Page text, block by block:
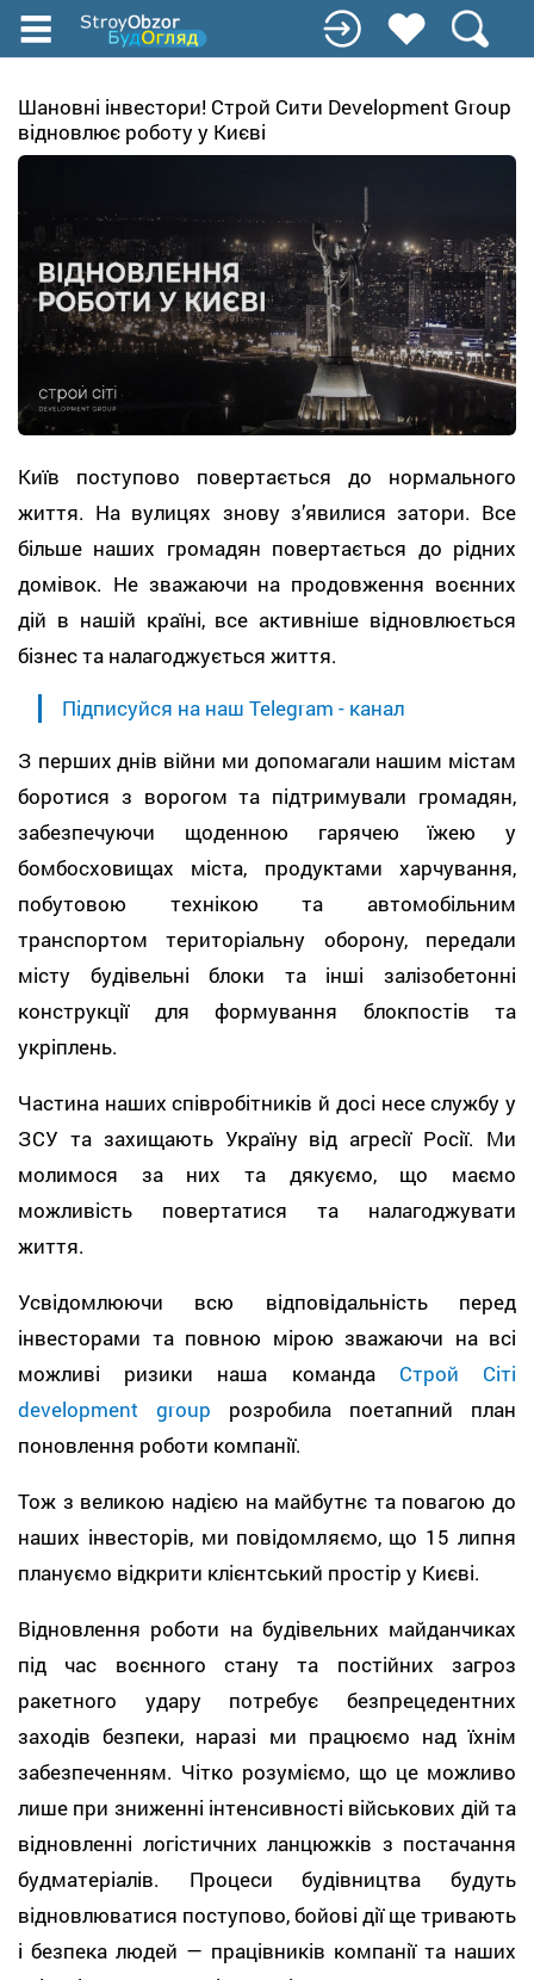
Перейти
до
вмісту
Шановні інвестори! Строй Сити Development Group
відновлює роботу у Києві
Київ поступово повертається до нормального
життя. На вулицях знову з’явилися затори. Все
більше наших громадян повертається до рідних
домівок. Не зважаючи на продовження воєнних
дій в нашій країні, все активніше відновлюється
бізнес та налагоджується життя.
Підписуйся на наш Telegram - канал
З перших днів війни ми допомагали нашим містам
боротися з ворогом та підтримували громадян,
забезпечуючи щоденною гарячею їжею у
бомбосховищах міста, продуктами харчування,
побутовою технікою та автомобільним
транспортом територіальну оборону, передали
місту будівельні блоки та інші залізобетонні
конструкції для формування блокпостів та
укріплень.
Частина наших співробітників й досі несе службу у
ЗСУ та захищають Україну від агресії Росії. Ми
молимося за них та дякуємо, що маємо
можливість повертатися та налагоджувати
життя.
Усвідомлюючи всю відповідальність перед
інвесторами та повною мірою зважаючи на всі
можливі ризики наша команда Строй Сіті
development group розробила поетапний план
поновлення роботи компанії.
Тож з великою надією на майбутнє та повагою до
наших інвесторів, ми повідомляємо, що 15 липня
плануємо відкрити клієнтський простір у Києві.
Відновлення роботи на будівельних майданчиках
під час воєнного стану та постійних загроз
ракетного удару потребує безпрецедентних
заходів безпеки, наразі ми працюємо над їхнім
забезпеченням. Чітко розуміємо, що це можливо
лише при зниженні інтенсивності військових дій та
відновленні логістичних ланцюжків з постачання
будматеріалів. Процеси будівництва будуть
відновлюватися поступово, бойові дії ще тривають
і безпека людей — працівників компанії та наших